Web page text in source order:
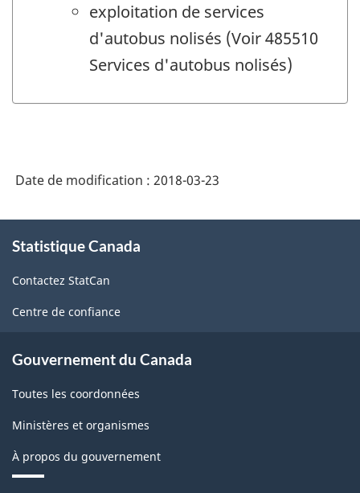
exploitation de services
d'autobus nolisés (Voir 485510
Services d'autobus nolisés)
Date de modification : 2018-03-23
propos
ce
site
Statistique Canada
Contactez StatCan
Centre de confiance
Gouvernement du Canada
Toutes les coordonnées
Ministères et organismes
À propos du gouvernement